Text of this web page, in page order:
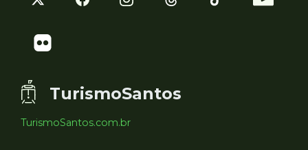
TurismoSantos
TurismoSantos.com.br